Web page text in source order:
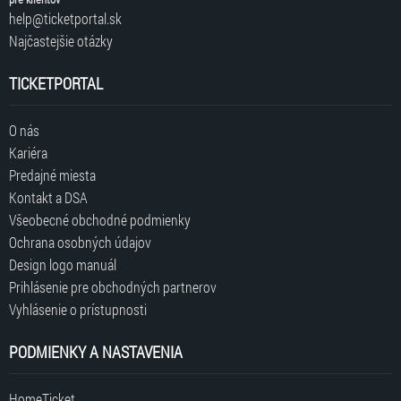
help@ticketportal.sk
Najčastejšie otázky
TICKETPORTAL
O nás
Kariéra
Predajné miesta
Kontakt a DSA
Všeobecné obchodné podmienky
Ochrana osobných údajov
Design logo manuál
Prihlásenie pre obchodných partnerov
Vyhlásenie o prístupnosti
PODMIENKY A NASTAVENIA